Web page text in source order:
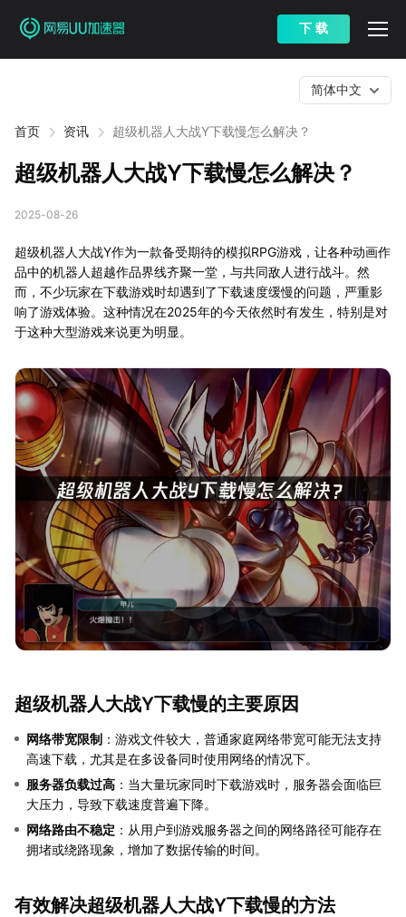
下 载
首页 资讯 超级机器人大战Y下载慢怎么解决？
简体中文
超级机器人大战Y下载慢怎么解决？
2025-08-26
超级机器人大战Y作为一款备受期待的模拟RPG游戏，让各种动画作
品中的机器人超越作品界线齐聚一堂，与共同敌人进行战斗。然
而，不少玩家在下载游戏时却遇到了下载速度缓慢的问题，严重影
响了游戏体验。这种情况在2025年的今天依然时有发生，特别是对
于这种大型游戏来说更为明显。
超级机器人大战Y下载慢的主要原因
网络带宽限制 ：游戏文件较大，普通家庭网络带宽可能无法支持
高速下载，尤其是在多设备同时使用网络的情况下。
服务器负载过高 ：当大量玩家同时下载游戏时，服务器会面临巨
大压力，导致下载速度普遍下降。
网络路由不稳定 ：从用户到游戏服务器之间的网络路径可能存在
拥堵或绕路现象，增加了数据传输的时间。
有效解决超级机器人大战Y下载慢的方法